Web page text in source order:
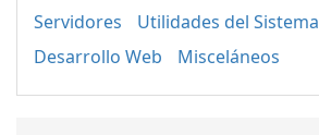
Servidores
Utilidades del Sistema
Desarrollo Web
Misceláneos